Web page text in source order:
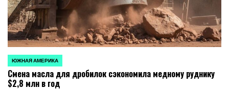
ОПУБЛИКОВАНО
В
ЮЖНАЯ АМЕРИКА
Смена масла для дробилок сэкономила медному руднику
$2,8 млн в год